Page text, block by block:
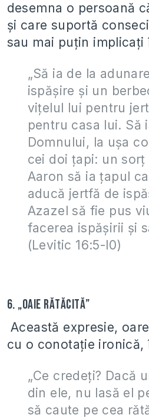
desemna o persoană
şi care suportă
sau mai puţin
„Să ia de la
ispăşire şi un
viţelul lui pentru
pentru casa lui. Să
Domnului, la uşa
cei doi ţapi: un
Aaron să ia ţapul
aducă jertfă de
Azazel să fie pus
facerea ispăşirii şi
(Levitic 16:5-l0)
6. „Oaie rătăcită”
Această expresie,
cu o conotaţie ironică,
„Ce credeţi? Dacă
din ele, nu lasă el
să caute pe cea